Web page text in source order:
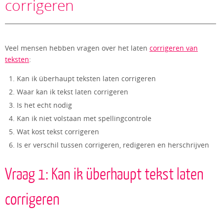
corrigeren
Veel mensen hebben vragen over het laten corrigeren van
teksten:
Kan ik überhaupt teksten laten corrigeren
Waar kan ik tekst laten corrigeren
Is het echt nodig
Kan ik niet volstaan met spellingcontrole
Wat kost tekst corrigeren
Is er verschil tussen corrigeren, redigeren en herschrijven
Vraag 1: Kan ik überhaupt tekst laten
corrigeren